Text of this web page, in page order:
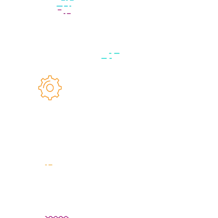
No te apures. Todavía no convoques a tu diseñador. Si
ser, primero sigue con detenimiento estos cuatro
puntos.